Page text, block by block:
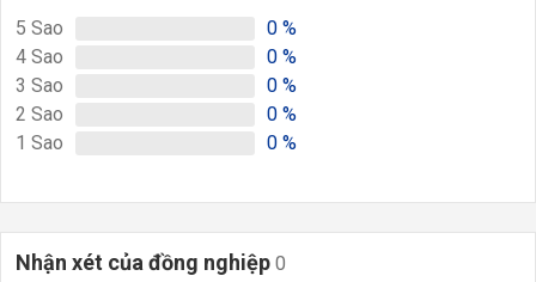
5 Sao 0 %
4 Sao 0 %
3 Sao 0 %
2 Sao 0 %
1 Sao 0 %
Nhận xét của đồng nghiệp 0